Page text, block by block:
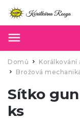
Domů / Korálkování
/
Brožová
Sítko
ks